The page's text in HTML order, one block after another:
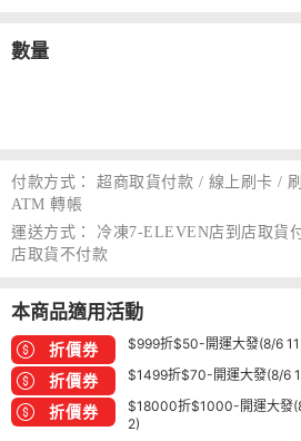
數量
付款方式：
超商取貨付款 / 線上刷卡 /
ATM 轉帳
運送方式：
冷凍7-ELEVEN店到店取貨
店取貨不付款
本商品適用活動
折價券 $999折$50-開運大發(8/6
折價券 $1499折$70-開運大發(8/6
折價券
$18000折$1000-開運大發
2)